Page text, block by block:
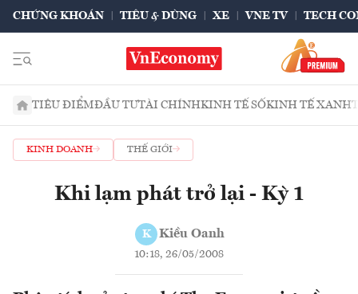
CHỨNG KHOÁN TIÊU & DÙNG XE VNE TV TECH
TIÊU ĐIỂMĐẦU TƯTÀI CHÍNHKINH TẾ SỐKINH TẾ XANH
KINH DOANH THẾ GIỚI
Khi lạm phát trở lại - Kỳ 1
K Kiều Oanh
10:18, 26/05/2008